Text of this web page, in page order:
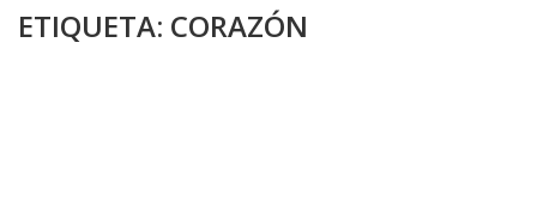
ETIQUETA: CORAZÓN